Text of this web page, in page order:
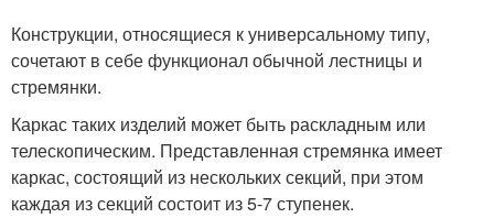
Конструкции, относящиеся к универсальному типу,
сочетают в себе функционал обычной лестницы и
стремянки.
Каркас таких изделий может быть раскладным или
телескопическим. Представленная стремянка имеет
каркас, состоящий из нескольких секций, при этом
каждая из секций состоит из 5-7 ступенек.